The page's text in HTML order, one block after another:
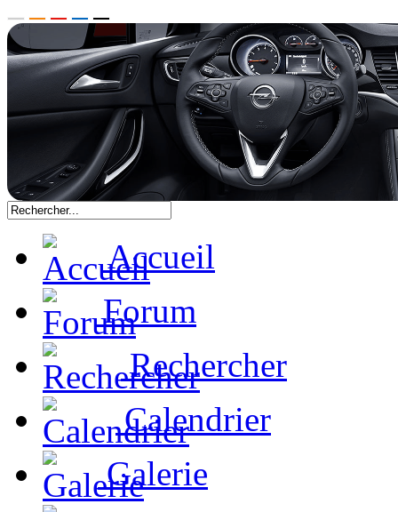
Accueil
Forum
Rechercher
Calendrier
Galerie